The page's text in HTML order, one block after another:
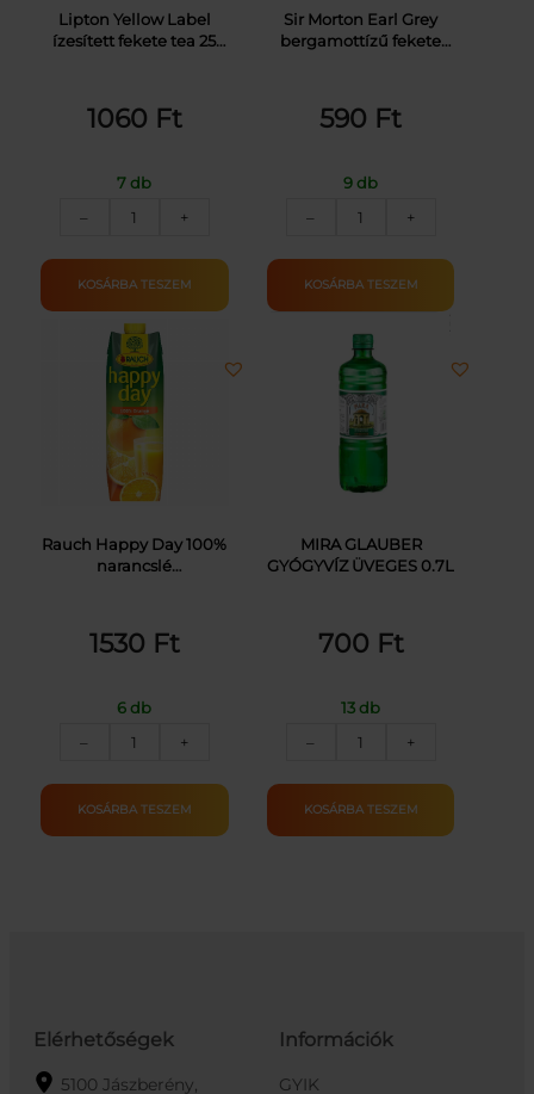
Lipton Yellow Label
ízesített fekete tea 25
1060 Ft
7 db
–
LIPTON
LABEL
TEA
mennyiség
+
KOSÁRBA TESZEM
Sir Morton Earl Grey
bergamottízű fekete
590 Ft
9 db
–
SIR
EARL
GREY
mennyiség
+
KOSÁRBA TESZEM
Rauch Happy Day 100%
narancslé
1530 Ft
6 db
–
RAUCH
DAY
NARANCSLÉ100%ELOP.
+
KOSÁRBA TESZEM
MIRA GLAUBER
GYÓGYVÍZ ÜVEGES 0.7L
700 Ft
13 db
–
MIRA
GYÓGYVÍZ
ÜVEGES
+
KOSÁRBA TESZEM
Elérhetőségek
5100 Jászberény,
Információk
GYIK